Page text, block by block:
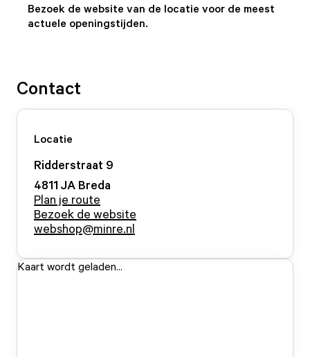
Bezoek de website van de locatie voor de meest
actuele openingstijden.
Contact
Locatie
Ridderstraat 9
4811 JA Breda
Plan je route
Bezoek de website
webshop@minre.nl
Kaart wordt geladen...